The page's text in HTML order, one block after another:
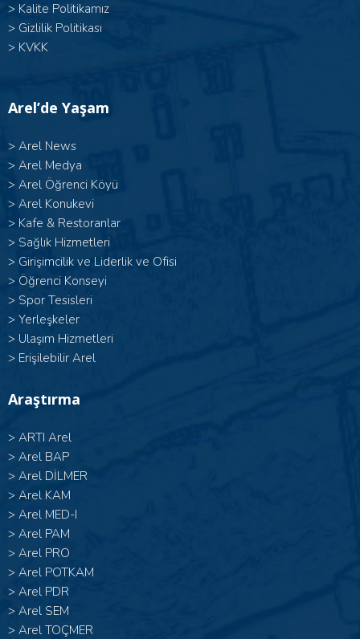
> Kalite Politikamız
> Gizlilik Politikası
> KVKK
Arel’de Yaşam
> Arel News
> Arel Medya
> Arel Öğrenci Köyü
> Arel Konukevi
> Kafe & Restoranlar
> Sağlık Hizmetleri
> Girişimcilik ve Liderlik ve Ofisi
> Öğrenci Konseyi
> Spor Tesisleri
> Yerleşkeler
> Ulaşım Hizmetleri
> Erişilebilir Arel
Araştırma
> ARTI Arel
> Arel BAP
> Arel DİLMER
> Arel KAM
> Arel MED-I
> Arel PAM
> Arel PRO
> Arel POTKAM
> Arel PDR
> Arel SEM
> Arel TOÇMER